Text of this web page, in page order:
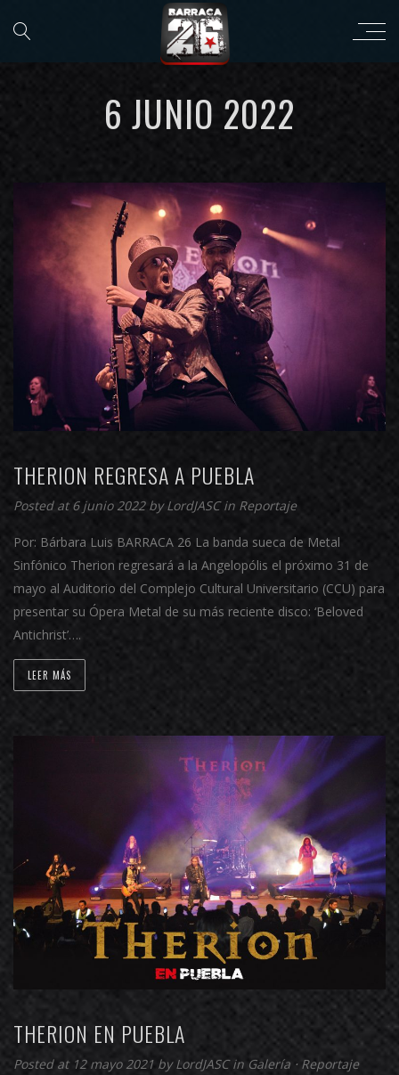
6 JUNIO 2022
THERION REGRESA A PUEBLA
Posted at 6 junio 2022 byLordJASCin Reportaje
Por: Bárbara Luis BARRACA 26 La banda sueca de Metal
Sinfónico Therion regresará a la Angelopólis el próximo 31 de
mayo al Auditorio del Complejo Cultural Universitario (CCU) para
presentar su Ópera Metal de su más reciente disco: ‘Beloved
Antichrist’….
LEER MÁS
THERION EN PUEBLA
Posted at 12 mayo 2021 byLordJASCin Galería ⋅ Reportaje